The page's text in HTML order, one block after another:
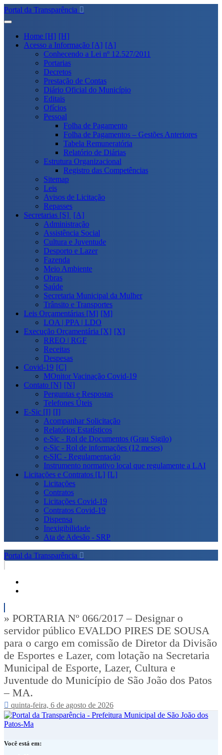
Portal da Transparência
Home [H]
Acesso a Informação [A]
Conhecendo a Lei nº 12.527/2011
Portarias
Decretos
Prestação de Contas
Diário Oficial do Município
Editais
Ofícios
Pessoal
Folha de Pagamento
Folha de Pagamentos – Gestões Anteriores
Tabela Remuneratória
Relatório de Diárias
Estrutura Organizacional
Registro das Competências
Sitemap
Leis
Avisos de Licitação
Repasses
Secretarias [S]
Administração
Assistência Social
Cultura e Juventude
Desporto e Lazer
Fazenda
Meio Ambiente
Obras
Saúde
Secretaria Municipal da Mulher
Trânsito e Transportes
Leis Orçamentárias [M]
LOA | PPA | LDO
Execução Orçamentária [X]
RREO | RGF
Receitas
Despesas
Covid-19
MOnitor Vacinação Covid-19
Contato [N]
Perguntas e Respostas
Telefones Úteis
E-Sic [I]
Acompanhar Solicitação
Relatórios Estatísticos
e-Sic - Rol de Documentos (Grau Sigilo)
e-Sic - Rol de informações (12 meses)
e-SIC - Regulamentação
Instrumento normativo local que regulamente a LAI
Licitações e Contratos [L]
Licitações
Contratos
Licitações Covid-19
Contratos Covid-19
Dispensa
Inexigibilidade
Ata de Adesão - SRP
Portal da Transparência
» PORTARIA Nº 066/2017 – Designar o
servidor público EVALDO PIRES DE SOUSA
para o cargo em comissão de Diretor da Divisão
de Esportes e Lazer, com lotação na Secretaria
Municipal de Esporte, Lazer, Cultura e
Juventude do Município de São João dos Patos
– MA.
quinta-feira, 6 de agosto de 2026
Você está em: